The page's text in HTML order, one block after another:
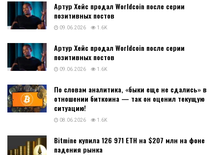
Артур Хейс продал Worldcoin после серии
позитивных постов
09.06.2026 1.6K
Артур Хейс продал Worldcoin после серии
позитивных постов
09.06.2026 1.6K
По словам аналитика, «быки еще не сдались» в
отношении биткоина — так он оценил текущую
ситуацию!
08.06.2026 1.6K
Bitmine купила 126 971 ETH на $207 млн на фоне
падения рынка